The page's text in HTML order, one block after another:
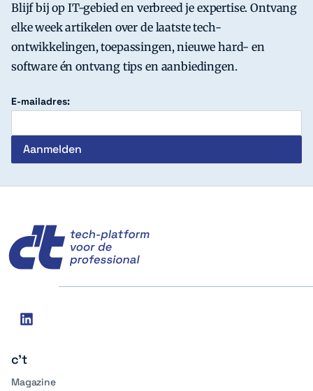
Blijf bij op IT-gebied en verbreed je expertise. Ontvang
elke week artikelen over de laatste tech-
ontwikkelingen, toepassingen, nieuwe hard- en
software én ontvang tips en aanbiedingen.
E-mailadres:
Social
linkedin
c't
Magazine